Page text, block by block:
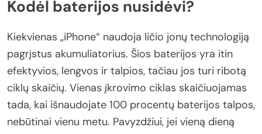
Kodėl baterijos nusidėvi?
Kiekvienas „iPhone“ naudoja ličio jonų technologiją
pagrįstus akumuliatorius. Šios baterijos yra itin
efektyvios, lengvos ir talpios, tačiau jos turi ribotą
ciklų skaičių. Vienas įkrovimo ciklas skaičiuojamas
tada, kai išnaudojate 100 procentų baterijos talpos,
nebūtinai vienu metu. Pavyzdžiui, jei vieną dieną